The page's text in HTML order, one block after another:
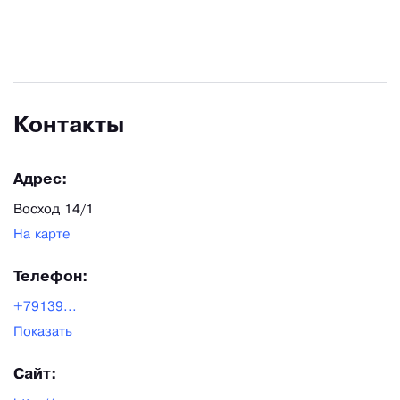
Контакты
Адрес:
Восход 14/1
На карте
Телефон:
+79139...
Показать
Сайт: